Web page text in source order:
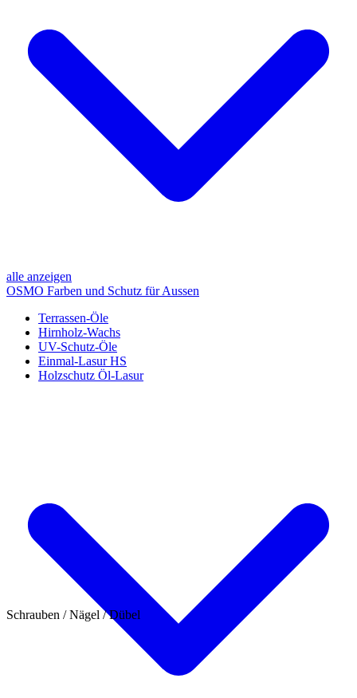
alle anzeigen
OSMO Farben und Schutz für Aussen
Terrassen-Öle
Hirnholz-Wachs
UV-Schutz-Öle
Einmal-Lasur HS
Holzschutz Öl-Lasur
Schrauben / Nägel / Dübel